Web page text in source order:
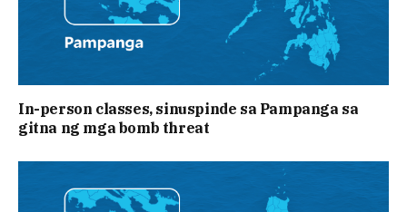
In-person classes, sinuspinde sa Pampanga sa
gitna ng mga bomb threat